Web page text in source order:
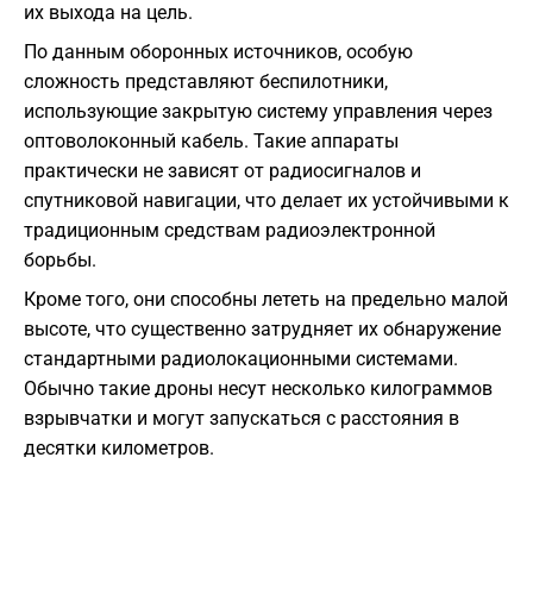
их выхода на цель.
По данным оборонных источников, особую
сложность представляют беспилотники,
использующие закрытую систему управления через
оптоволоконный кабель. Такие аппараты
практически не зависят от радиосигналов и
спутниковой навигации, что делает их устойчивыми к
традиционным средствам радиоэлектронной
борьбы.
Кроме того, они способны лететь на предельно малой
высоте, что существенно затрудняет их обнаружение
стандартными радиолокационными системами.
Обычно такие дроны несут несколько килограммов
взрывчатки и могут запускаться с расстояния в
десятки километров.